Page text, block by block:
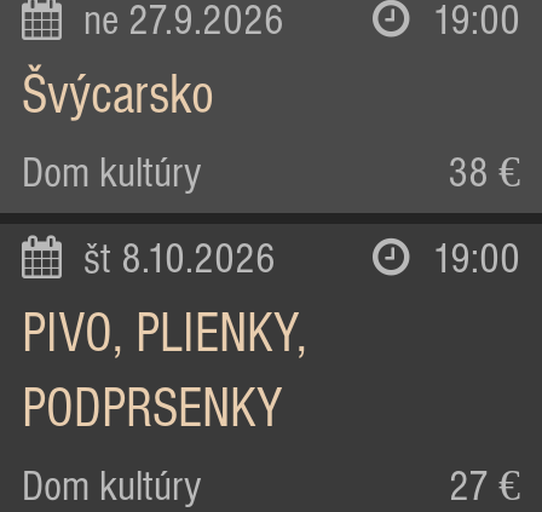
ne 27.9.2026 19:00
Švýcarsko
Dom kultúry 38 €
št 8.10.2026 19:00
PIVO, PLIENKY,
PODPRSENKY
Dom kultúry 27 €